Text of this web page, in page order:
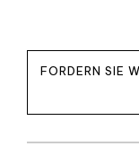
FORDERN SIE